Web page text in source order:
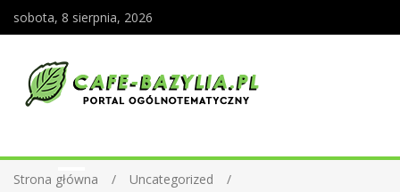
sobota, 8 sierpnia, 2026
Strona główna
Uncategorized